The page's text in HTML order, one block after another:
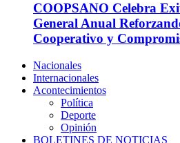
COOPSANO Celebra
General Anual
Cooperativo y
Nacionales
Internacionales
Acontecimientos
Política
Deporte
Opinión
BOLETINES DE NOTICIAS